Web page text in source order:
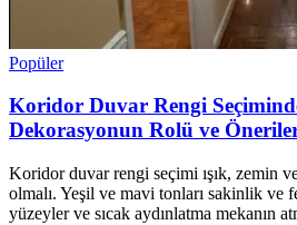
Popüler
Koridor Duvar Rengi
Dekorasyonun Rolü ve
Koridor duvar rengi seçimi ışık, zemin
olmalı. Yeşil ve mavi tonları sakinlik ve
yüzeyler ve sıcak aydınlatma mekanın